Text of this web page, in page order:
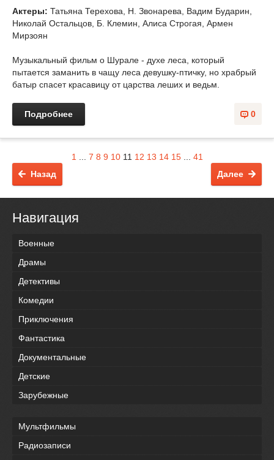
Актеры: Татьяна Терехова, Н. Звонарева, Вадим Бударин,
Николай Остальцов, Б. Клемин, Алиса Строгая, Армен
Мирзоян
Музыкальный фильм о Шурале - духе леса, который
пытается заманить в чащу леса девушку-птичку, но храбрый
батыр спасет красавицу от царства леших и ведьм.
0
Подробнее
1 7 8 9 10 11 12 13 14 15
41
Далее
Назад
Навигация
Военные
Драмы
Детективы
Комедии
Приключения
Фантастика
Документальные
Детские
Зарубежные
Мультфильмы
Радиозаписи